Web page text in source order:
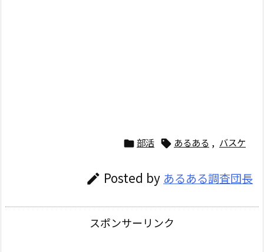
 部活  あるある , バスケ
 Posted by あるある調査団長
スポンサーリンク